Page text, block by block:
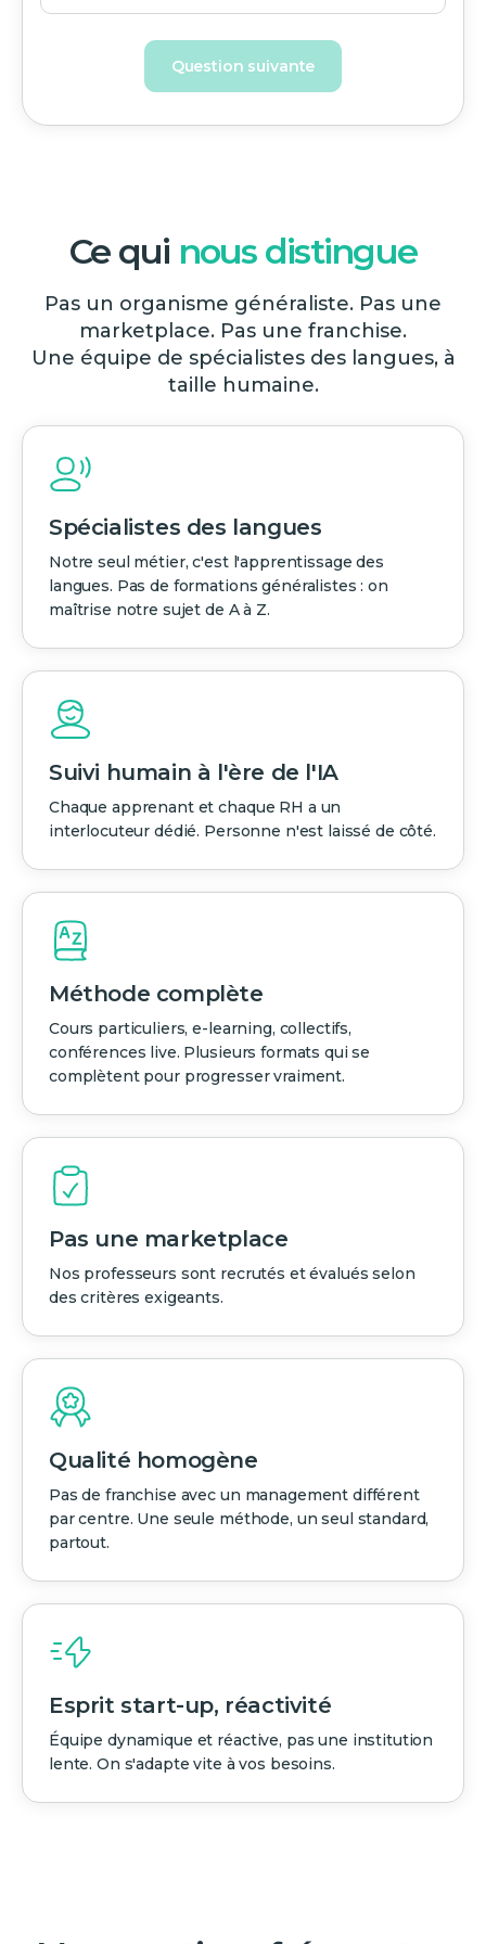
Question suivante
Ce qui nous distingue
Pas un organisme généraliste. Pas une
marketplace. Pas une franchise.
Une équipe de spécialistes des langues, à
taille humaine.
Spécialistes des langues
Notre seul métier, c'est l'apprentissage des
langues. Pas de formations généralistes : on
maîtrise notre sujet de A à Z.
Suivi humain à l'ère de l'IA
Chaque apprenant et chaque RH a un
interlocuteur dédié. Personne n'est laissé de côté.
Méthode complète
Cours particuliers, e-learning, collectifs,
conférences live. Plusieurs formats qui se
complètent pour progresser vraiment.
Pas une marketplace
Nos professeurs sont recrutés et évalués selon
des critères exigeants.
Qualité homogène
Pas de franchise avec un management différent
par centre. Une seule méthode, un seul standard,
partout.
Esprit start-up, réactivité
Équipe dynamique et réactive, pas une institution
lente. On s'adapte vite à vos besoins.